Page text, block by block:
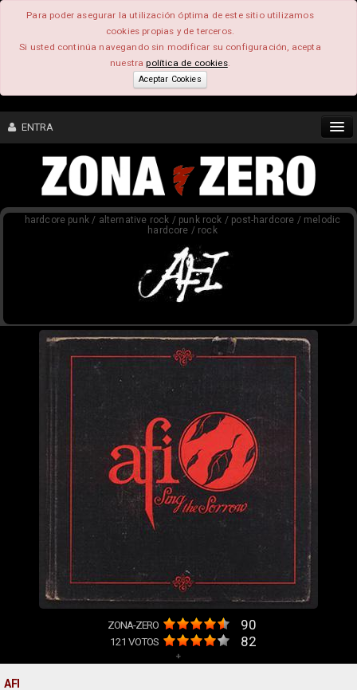
Para poder asegurar la utilización óptima de este sitio utilizamos
cookies propias y de terceros.
Si usted continúa navegando sin modificar su configuración, acepta
nuestrapolítica de cookies.
Aceptar Cookies
ENTRA
CONTENIDO
COMUNIDAD
hardcore punk / alternative rock / punk rock / post-hardcore / melodic
hardcore / rock
ZONA-ZERO 90
121 VOTOS 82
+
AFI